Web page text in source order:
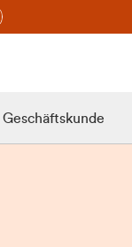
Geschäftskunde